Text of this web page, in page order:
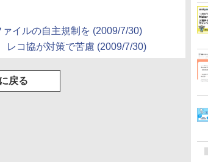
イルの自主規制を (2009/7/30)
レコ協が対策で苦慮 (2009/7/30)
戻る